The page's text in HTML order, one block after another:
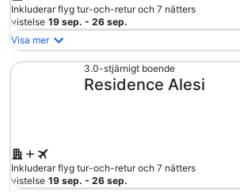
Inkluderar flyg tur-och-retur och 7 nätters
vistelse 19 sep. - 26 sep.
Visa mer
3.0-stjärnigt boende
Residence Alesi
Inkluderar flyg tur-och-retur och 7 nätters
vistelse 19 sep. - 26 sep.